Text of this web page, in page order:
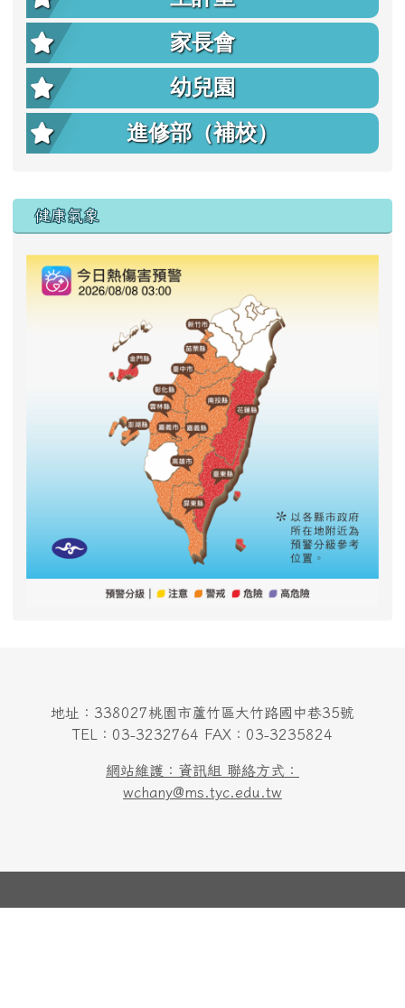
家長會
幼兒園
進修部（補校）
右邊區域內容
健康氣象
地址：338027桃園市蘆竹區大竹路國中巷35號
TEL：03-3232764 FAX：03-3235824
網站維護：資訊組 聯絡方式：
wchany@ms.tyc.edu.tw